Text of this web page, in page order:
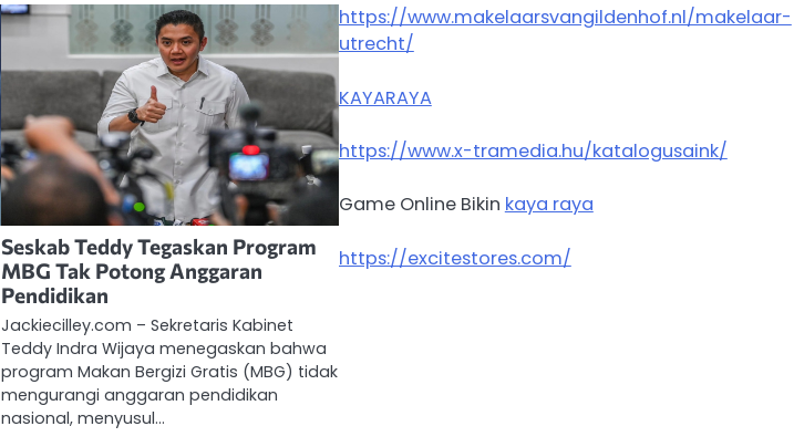
Seskab Teddy Tegaskan Program
MBG Tak Potong Anggaran
Pendidikan
Jackiecilley.com – Sekretaris Kabinet
Teddy Indra Wijaya menegaskan bahwa
program Makan Bergizi Gratis (MBG) tidak
mengurangi anggaran pendidikan
nasional, menyusul…
https://www.makelaarsvangildenhof.nl/makelaar-
utrecht/
KAYARAYA
https://www.x-tramedia.hu/katalogusaink/
Game Online Bikin kaya raya
https://excitestores.com/